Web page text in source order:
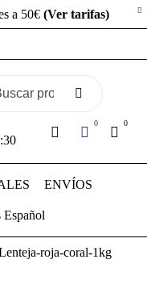
a 50€ (Ver tarifas)
0 0
ENVÍOS
Español
roja-coral-1kg